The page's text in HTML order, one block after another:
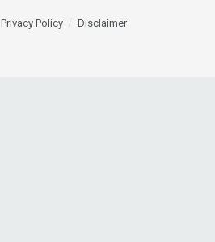
Privacy Policy Disclaimer